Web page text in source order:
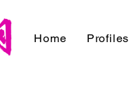
Home Profiles